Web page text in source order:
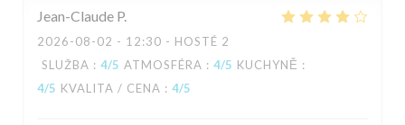
Jean-Claude P
2026-08-02 - 12:30 - HOSTÉ 2
SLUŽBA : 4/5 ATMOSFÉRA : 4/5 KUCHYNĚ :
4/5 KVALITA / CENA : 4/5